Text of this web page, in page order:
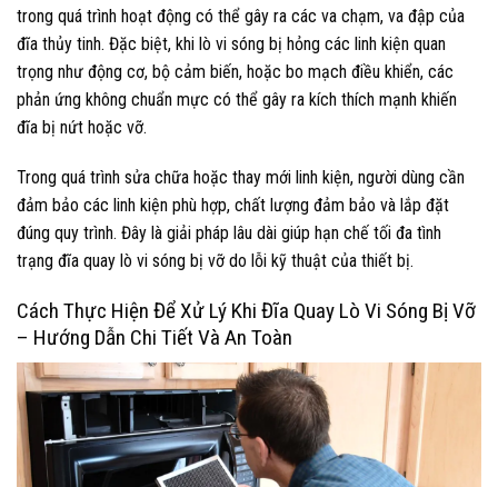
trong quá trình hoạt động có thể gây ra các va chạm, va đập của
đĩa thủy tinh. Đặc biệt, khi lò vi sóng bị hỏng các linh kiện quan
trọng như động cơ, bộ cảm biến, hoặc bo mạch điều khiển, các
phản ứng không chuẩn mực có thể gây ra kích thích mạnh khiến
đĩa bị nứt hoặc vỡ.
Trong quá trình sửa chữa hoặc thay mới linh kiện, người dùng cần
đảm bảo các linh kiện phù hợp, chất lượng đảm bảo và lắp đặt
đúng quy trình. Đây là giải pháp lâu dài giúp hạn chế tối đa tình
trạng đĩa quay lò vi sóng bị vỡ do lỗi kỹ thuật của thiết bị.
Cách Thực Hiện Để Xử Lý Khi Đĩa Quay Lò Vi Sóng Bị Vỡ
– Hướng Dẫn Chi Tiết Và An Toàn